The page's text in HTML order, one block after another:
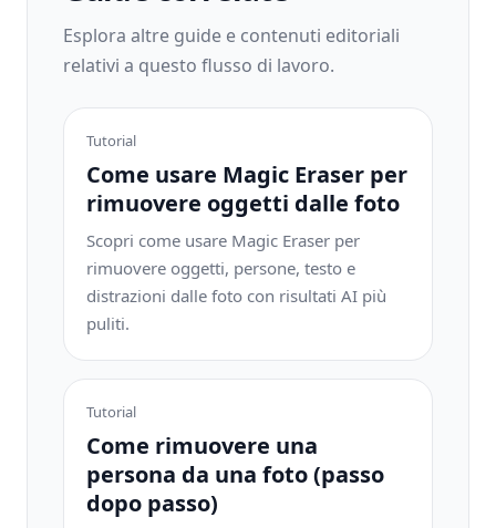
Esplora altre guide e contenuti editoriali
relativi a questo flusso di lavoro.
Tutorial
Come usare Magic Eraser per
rimuovere oggetti dalle foto
Scopri come usare Magic Eraser per
rimuovere oggetti, persone, testo e
distrazioni dalle foto con risultati AI più
puliti.
Tutorial
Come rimuovere una
persona da una foto (passo
dopo passo)